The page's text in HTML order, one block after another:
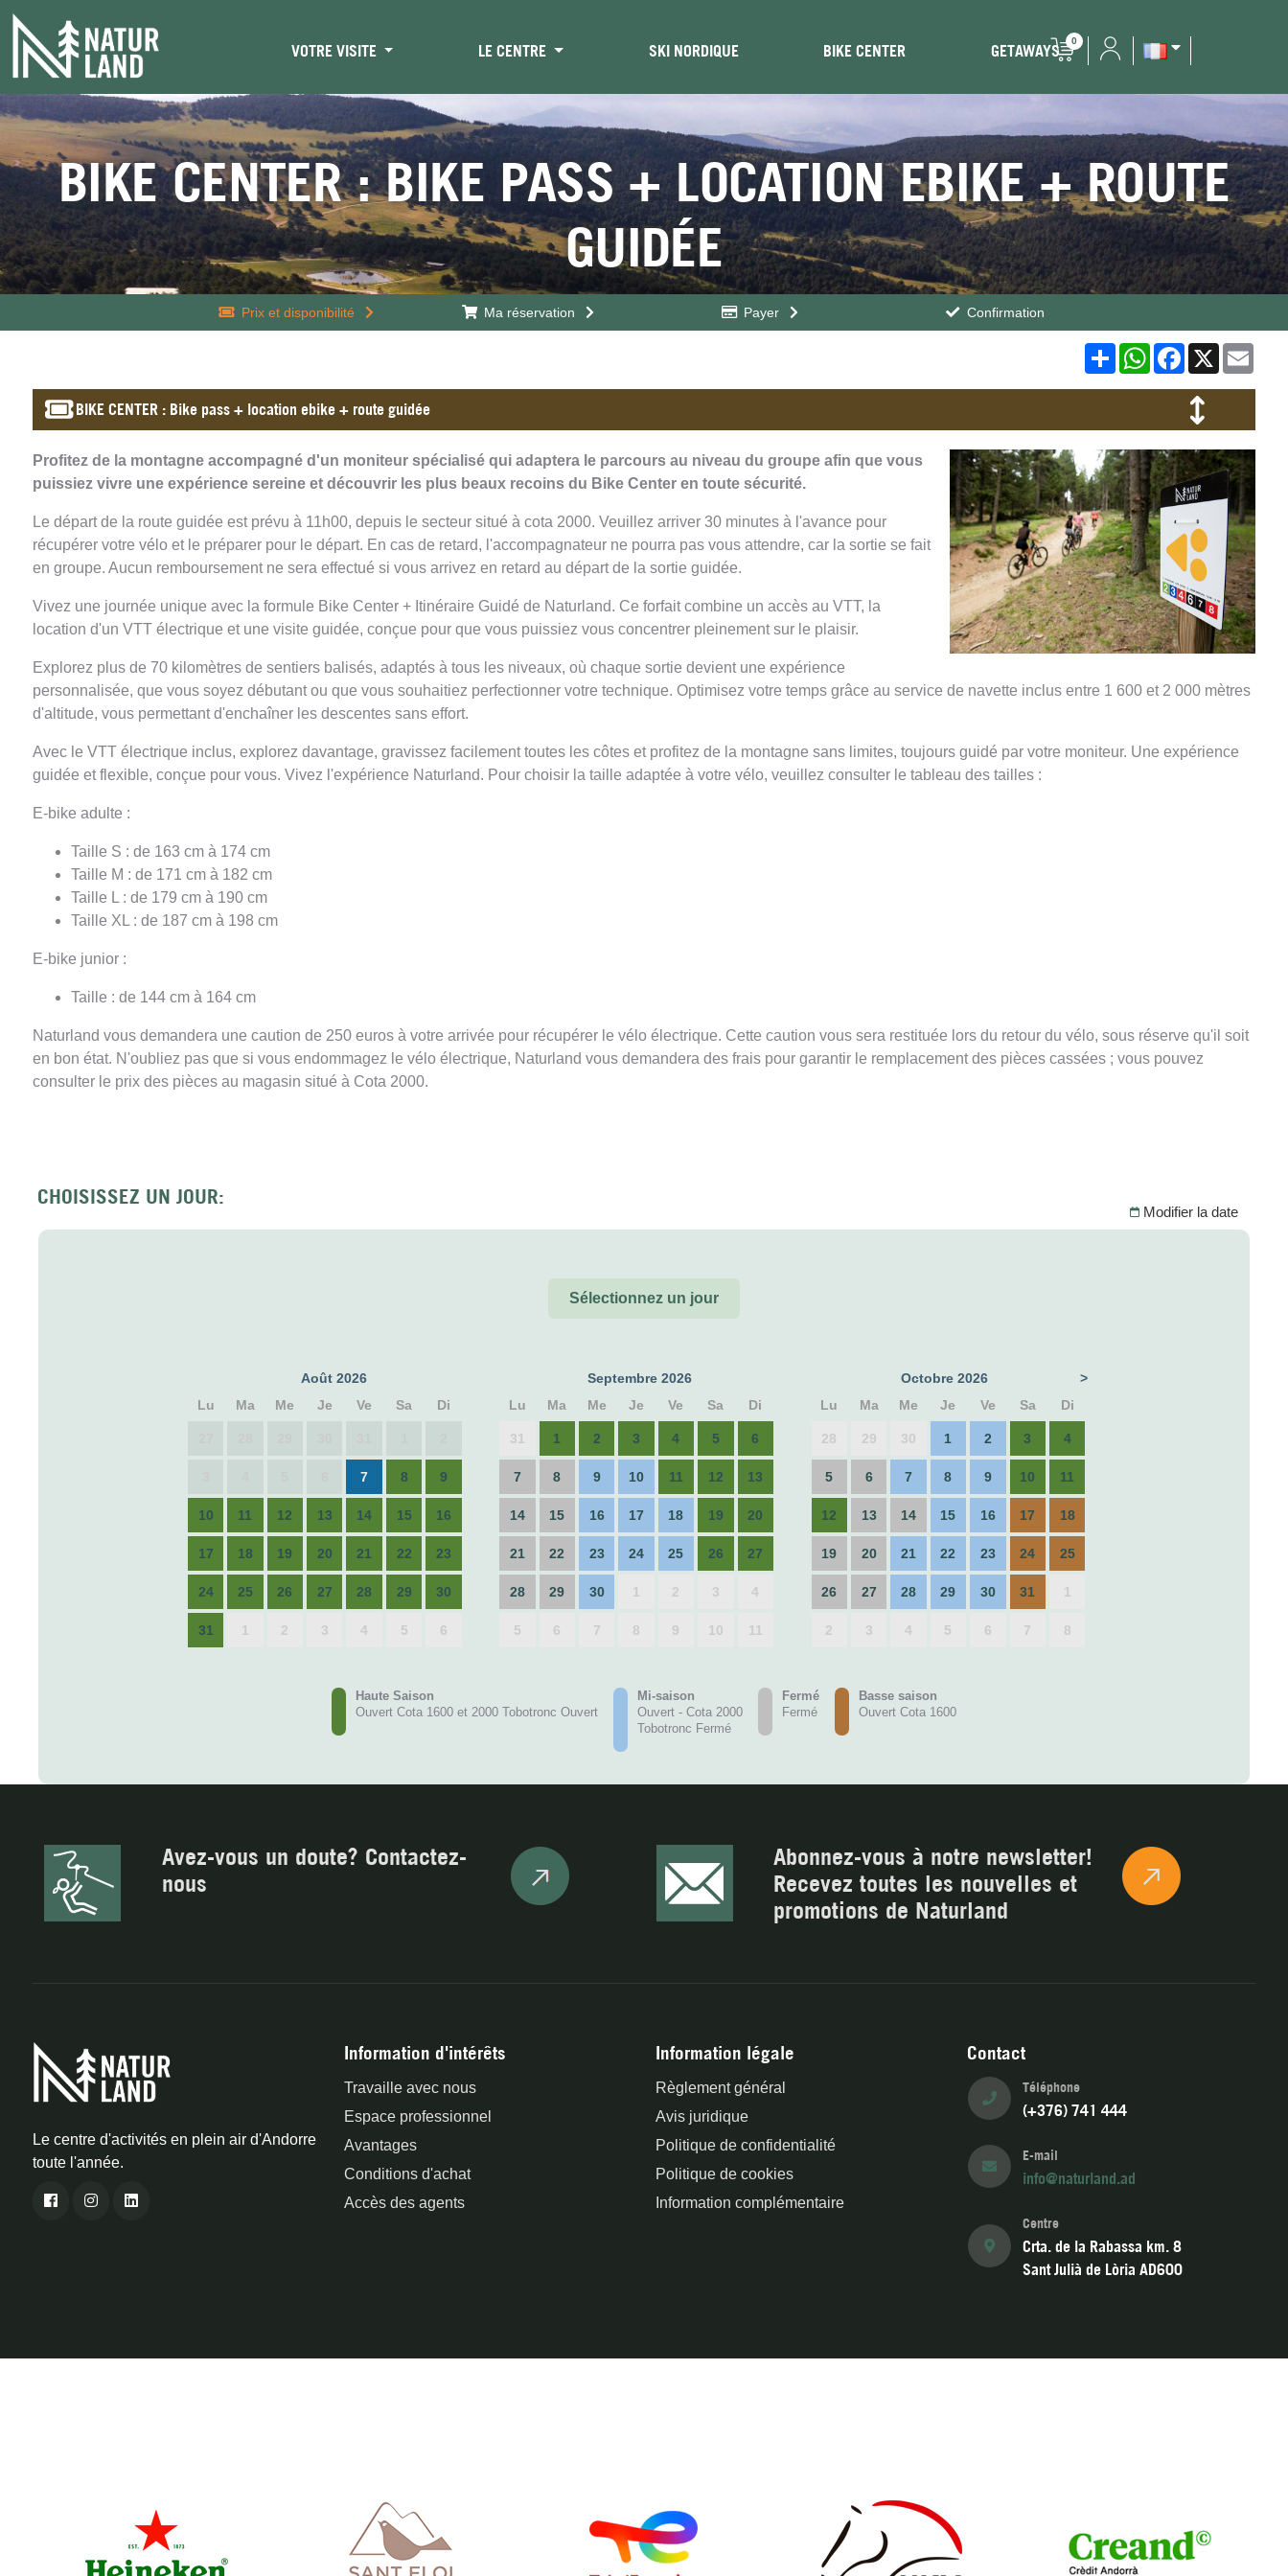
VOTRE VISITE LE CENTRE SKI NORDIQUE BIKE CENTER GETAWAYS
0
BIKE CENTER : BIKE PASS + LOCATION EBIKE + ROUTE
GUIDÉE
Prix ​​et disponibilité Ma réservation Payer Confirmation
ShareWhatsAppFacebook
X
BIKE CENTER : Bike pass + location ebike + route guidée
Profitez de la montagne accompagné d'un moniteur spécialisé qui adaptera le parcours au niveau du groupe afin que vous
puissiez vivre une expérience sereine et découvrir les plus beaux recoins du Bike Center en toute sécurité.
Le départ de la route guidée est prévu à 11h00, depuis le secteur situé à cota 2000. Veuillez arriver 30 minutes à l'avance pour
récupérer votre vélo et le préparer pour le départ. En cas de retard, l'accompagnateur ne pourra pas vous attendre, car la sortie se fait
en groupe. Aucun remboursement ne sera effectué si vous arrivez en retard au départ de la sortie guidée.
Vivez une journée unique avec la formule Bike Center + Itinéraire Guidé de Naturland. Ce forfait combine un accès au VTT, la
location d'un VTT électrique et une visite guidée, conçue pour que vous puissiez vous concentrer pleinement sur le plaisir.
Explorez plus de 70 kilomètres de sentiers balisés, adaptés à tous les niveaux, où chaque sortie devient une expérience
personnalisée, que vous soyez débutant ou que vous souhaitiez perfectionner votre technique. Optimisez votre temps grâce au service de navette inclus entre 1 600 et 2 000 mètres
d'altitude, vous permettant d'enchaîner les descentes sans effort.
Avec le VTT électrique inclus, explorez davantage, gravissez facilement toutes les côtes et profitez de la montagne sans limites, toujours guidé par votre moniteur. Une expérience
guidée et flexible, conçue pour vous. Vivez l'expérience Naturland. Pour choisir la taille adaptée à votre vélo, veuillez consulter le tableau des tailles :
E-bike adulte :
Taille S : de 163 cm à 174 cm
Taille M : de 171 cm à 182 cm
Taille L : de 179 cm à 190 cm
Taille XL : de 187 cm à 198 cm
E-bike junior :
Taille : de 144 cm à 164 cm
Naturland vous demandera une caution de 250 euros à votre arrivée pour récupérer le vélo électrique. Cette caution vous sera restituée lors du retour du vélo, sous réserve qu'il soit
en bon état. N'oubliez pas que si vous endommagez le vélo électrique, Naturland vous demandera des frais pour garantir le remplacement des pièces cassées ; vous pouvez
consulter le prix des pièces au magasin situé à Cota 2000.
CHOISISSEZ UN JOUR:
Modifier la date
Sélectionnez un jour
Août 2026
Lu
Ma Me Je Ve Sa Di
7 8 9
10 11 12 13 14 15 16
17 18 19 20 21 22 23
24 25 26 27 28 29 30
31 1 2 3 4 5 6
Septembre 2026
Lu
Ma Me Je Ve Sa Di
31 1 2 3 4 5 6
7 8 9 10 11 12 13
14 15 16 17 18 19 20
21 22 23 24 25 26 27
28 29 30 1 2 3 4
5 6 7 8 9 10 11
Octobre 2026
>
Lu
Ma Me Je Ve Sa Di
28 29 30 1 2 3 4
5 6 7 8 9 10 11
12 13 14 15 16 17 18
19 20 21 22 23 24 25
26 27 28 29 30 31 1
2 3 4 5 6 7 8
Haute Saison
Ouvert Cota 1600 et 2000 Tobotronc Ouvert
Mi-saison
Ouvert - Cota 2000
Tobotronc Fermé
Fermé
Fermé
Basse saison
Ouvert Cota 1600
Avez-vous un doute? Contactez-
nous
Abonnez-vous à notre newsletter!
Recevez toutes les nouvelles et
promotions de Naturland
Le centre d'activités en plein air d'Andorre
toute l'année.
Information d'intérêts
Travaille avec nous
Espace professionnel
Avantages
Conditions d'achat
Accès des agents
Information légale
Règlement général
Avis juridique
Politique de confidentialité
Politique de cookies
Information complémentaire
Contact
Téléphone
(+376) 741 444
E-mail
info@naturland.ad
Centre
Crta. de la Rabassa km. 8
Sant Julià de Lòria AD600